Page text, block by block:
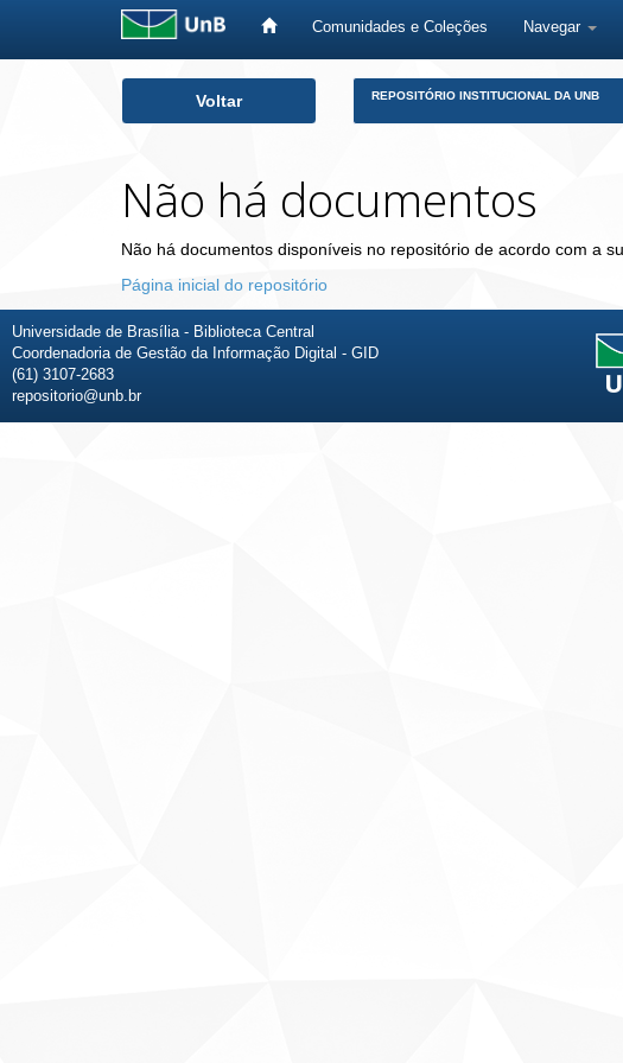
Comunidades e Coleções Navegar
Voltar REPOSITÓRIO INSTITUCIONAL DA UNB
Não há documentos
Não há documentos disponíveis no repositório de acordo com a
Página inicial do repositório
Universidade de Brasília - Biblioteca Central
Coordenadoria de Gestão da Informação Digital - GID
(61) 3107-2683
repositorio@unb.br